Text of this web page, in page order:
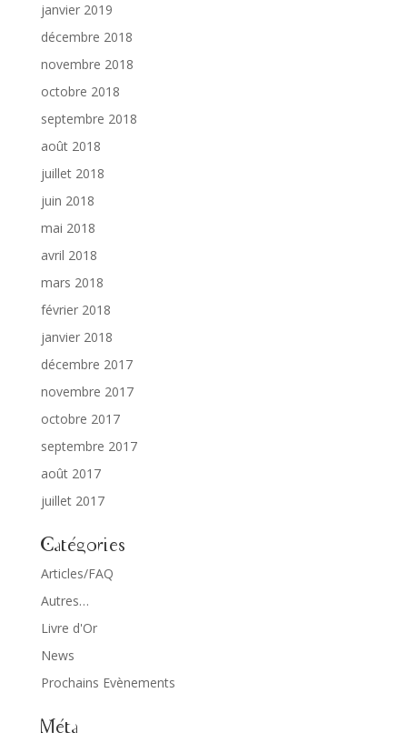
janvier 2019
décembre 2018
novembre 2018
octobre 2018
septembre 2018
août 2018
juillet 2018
juin 2018
mai 2018
avril 2018
mars 2018
février 2018
janvier 2018
décembre 2017
novembre 2017
octobre 2017
septembre 2017
août 2017
juillet 2017
Catégories
Articles/FAQ
Autres…
Livre d'Or
News
Prochains Evènements
Méta